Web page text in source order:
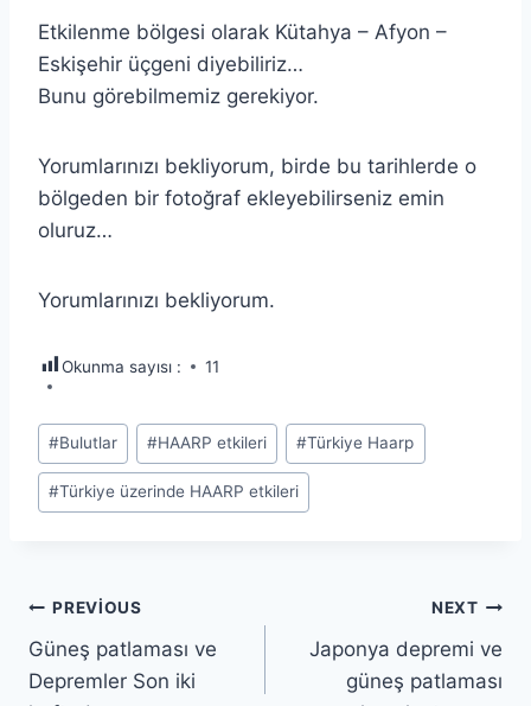
Etkilenme bölgesi olarak Kütahya – Afyon –
Eskişehir üçgeni diyebiliriz…
Bunu görebilmemiz gerekiyor.
Yorumlarınızı bekliyorum, birde bu tarihlerde o
bölgeden bir fotoğraf ekleyebilirseniz emin
oluruz…
Yorumlarınızı bekliyorum.
Okunma sayısı : 11
Post
Tags:
#Bulutlar #HAARP etkileri #Türkiye Haarp
#Türkiye üzerinde HAARP etkileri
Yazı
gezinmesi
PREVIOUS
Güneş patlaması ve
Depremler Son iki
NEXT
Japonya depremi ve
güneş patlaması